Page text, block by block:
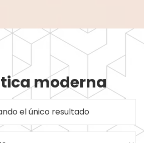
moderna
el único resultado